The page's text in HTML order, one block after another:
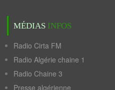
MÉDIAS INFOS
Radio Cirta FM
Radio Algérie chaine 1
Radio Chaine 3
Presse algérienne